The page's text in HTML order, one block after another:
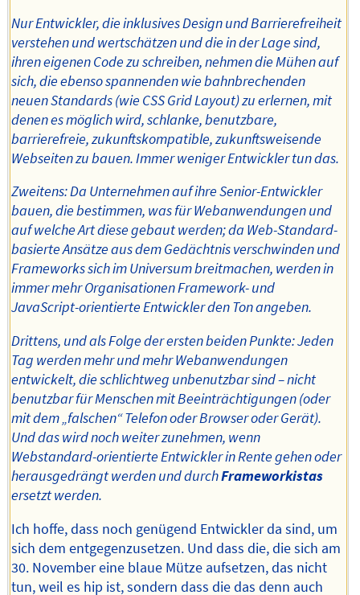
Nur Entwickler, die inklusives Design und Barrierefreiheit
verstehen und wertschätzen und die in der Lage sind,
ihren eigenen Code zu schreiben, nehmen die Mühen auf
sich, die ebenso spannenden wie bahnbrechenden
neuen Standards (wie CSS Grid Layout) zu erlernen, mit
denen es möglich wird, schlanke, benutzbare,
barrierefreie, zukunftskompatible, zukunftsweisende
Webseiten zu bauen. Immer weniger Entwickler tun das.
Zweitens: Da Unternehmen auf ihre Senior-Entwickler
bauen, die bestimmen, was für Webanwendungen und
auf welche Art diese gebaut werden; da Web-Standard-
basierte Ansätze aus dem Gedächtnis verschwinden und
Frameworks sich im Universum breitmachen, werden in
immer mehr Organisationen Framework- und
JavaScript-orientierte Entwickler den Ton angeben.
Drittens, und als Folge der ersten beiden Punkte: Jeden
Tag werden mehr und mehr Webanwendungen
entwickelt, die schlichtweg unbenutzbar sind – nicht
benutzbar für Menschen mit Beeinträchtigungen (oder
mit dem „falschen“ Telefon oder Browser oder Gerät).
Und das wird noch weiter zunehmen, wenn
Webstandard-orientierte Entwickler in Rente gehen oder
herausgedrängt werden und durchFrameworkistas
ersetzt werden.
Ich hoffe, dass noch genügend Entwickler da sind, um
sich dem entgegenzusetzen. Und dass die, die sich am
30. November eine blaue Mütze aufsetzen, das nicht
tun, weil es hip ist, sondern dass die das denn auch